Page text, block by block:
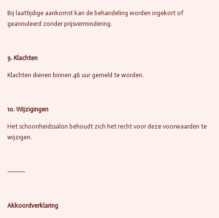
Bij laattijdige aankomst kan de behandeling worden ingekort of
geannuleerd zonder prijsvermindering.
9. Klachten
Klachten dienen binnen 48 uur gemeld te worden.
10. Wijzigingen
Het schoonheidssalon behoudt zich het recht voor deze voorwaarden te
wijzigen.
⸻
Akkoordverklaring